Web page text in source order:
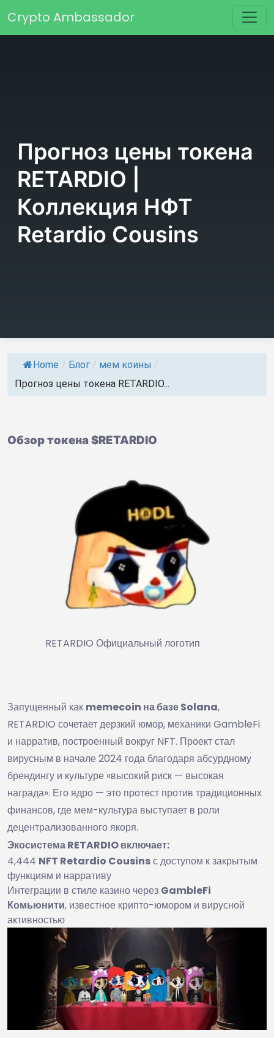
Основная навигация
Crypto Ambassador
Прогноз цены токена
RETARDIO |
Коллекция НФТ
Retardio Cousins
Home / Блог / мем коины /
Прогноз цены токена RETARDIO...
Обзор токена $RETARDIO
RETARDIO Официальный логотип
Запущенный как memecoin на базе Solana,
RETARDIO сочетает дерзкий юмор, механики GambleFi
и нарратив, построенный вокруг NFT. Проект стал
вирусным в начале 2024 года благодаря абсурдному
брендингу и культуре «высокий риск — высокая
награда». Его ядро — это протест против традиционных
финансов, где мем-культура выступает в роли
децентрализованного якоря.
Экосистема RETARDIO включает:
4,444 NFT Retardio Cousinsс доступом к закрытым
функциям и нарративу
Интеграции в стиле казино через GambleFi
Комьюнити, известное крипто-юмором и вирусной
активностью